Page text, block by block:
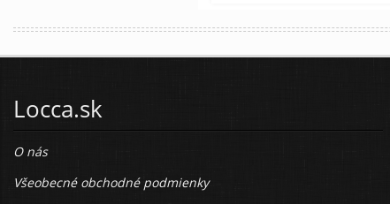
Locca.sk
O nás
Všeobecné obchodné podmienky